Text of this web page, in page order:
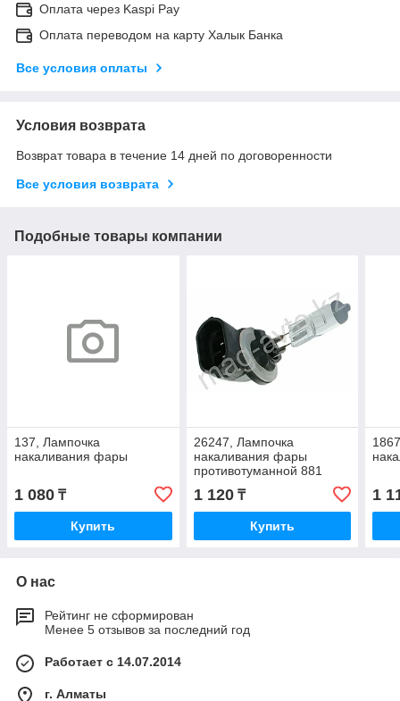
Оплата через Kaspi Pay
Оплата переводом на карту Халык Банка
Все условия оплаты
Условия возврата
Возврат товара в течение 14 дней по договоренности
Все условия возврата
Подобные товары компании
137, Лампочка
накаливания фары
1 080 ₸
Купить
26247, Лампочка
накаливания фары
противотуманной 881
1 120₸
Купить
1
О нас
Рейтинг не сформирован
Менее 5 отзывов за последний год
Работает с 14.07.2014
г. Алматы